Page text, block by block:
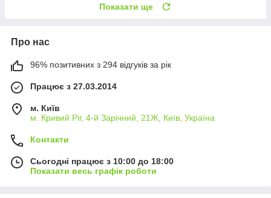
Показати ще
Про нас
96% позитивних з 294 відгуків за рік
Працює з 27.03.2014
м. Київ
м. Кривий Ріг, 4-й Зарічний, 21Ж, Київ, Україна
Контакти
Сьогодні працює з 10:00 до 18:00
Показати весь графік роботи